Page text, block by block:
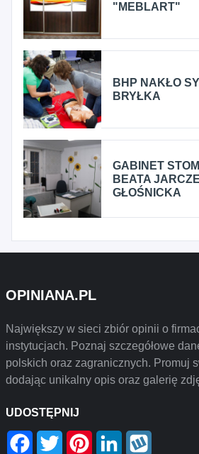
"MEBLART"
BHP NAKŁO
BRYŁKA
GABINET
BEATA
GŁOŚNICKA
OPINIANA.PL
Największy w sieci zbiór opinii o
instytucjach. Poznaj szczegółowe
polskich oraz zagranicznych. Promuj
dodając unikalny opis oraz galerię
UDOSTĘPNIJ
Facebook
Twitter PinterestLinkedIn